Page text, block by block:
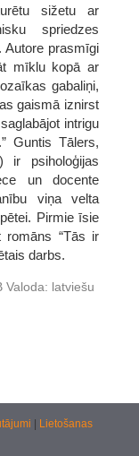
sižetu ar
spriedzes
Autore prasmīgi
mīklu kopā ar
gabaliņi,
gaismā iznirst
intrigu
Guntis Tālers,
ir psiholoģijas
un docente
viņa velta
Pirmie īsie
romāns “Tās ir
darbs.
Valoda: latviešu
Lietošanas